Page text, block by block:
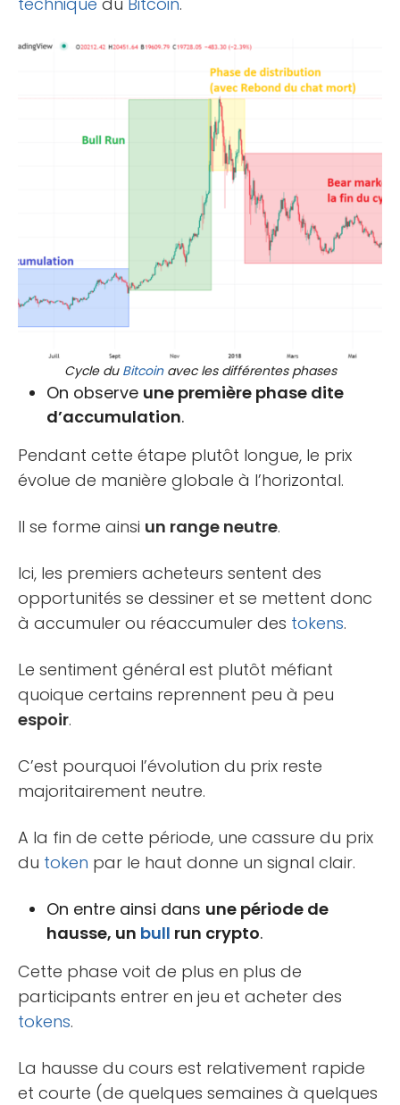
Cycle du Bitcoinavec les différentes phases
On observe une première phase dite
d’accumulation.
Pendant cette étape plutôt longue, le prix
évolue de manière globale à l’horizontal.
Il se forme ainsi un range neutre.
Ici, les premiers acheteurs sentent des
opportunités se dessiner et se mettent donc
à accumuler ou réaccumuler des tokens.
Le sentiment général est plutôt méfiant
quoique certains reprennent peu à peu
espoir.
C’est pourquoi l’évolution du prix reste
majoritairement neutre.
A la fin de cette période, une cassure du prix
du token par le haut donne un signal clair.
On entre ainsi dans une période de
hausse, un bull run crypto.
Cette phase voit de plus en plus de
participants entrer en jeu et acheter des
tokens.
La hausse du cours est relativement rapide
et courte (de quelques semaines à quelques